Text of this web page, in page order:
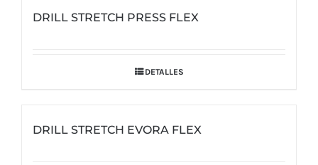
DRILL STRETCH PRESS FLEX
DETALLES
DRILL STRETCH EVORA FLEX